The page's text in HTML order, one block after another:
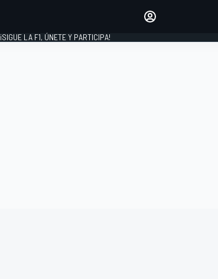
¡SIGUE LA F1, ÚNETE Y PARTICIPA!